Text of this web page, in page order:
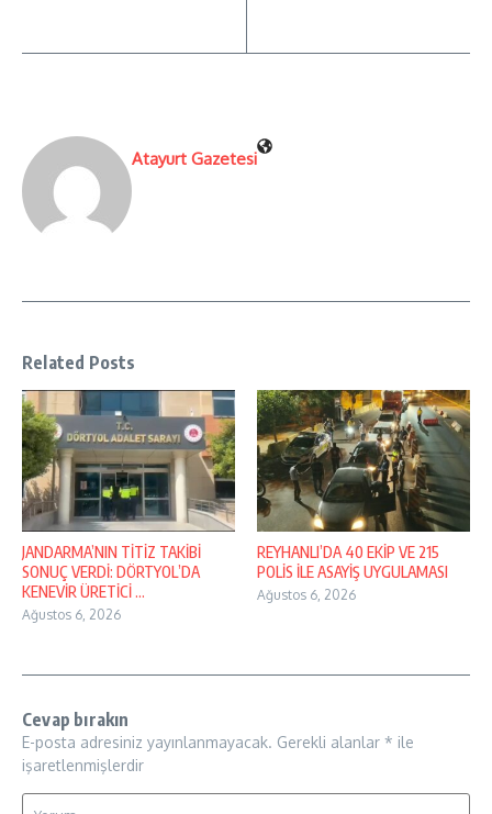
Atayurt Gazetesi
Related Posts
JANDARMA’NIN TİTİZ TAKİBİ
SONUÇ VERDİ: DÖRTYOL’DA
KENEVİR ÜRETİCİ ...
Ağustos 6, 2026
REYHANLI’DA 40 EKİP VE 215
POLİS İLE ASAYİŞ UYGULAMASI
Ağustos 6, 2026
Cevap bırakın
E-posta adresiniz yayınlanmayacak. Gerekli alanlar * ile
işaretlenmişlerdir